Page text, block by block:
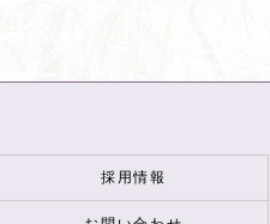
採用情報